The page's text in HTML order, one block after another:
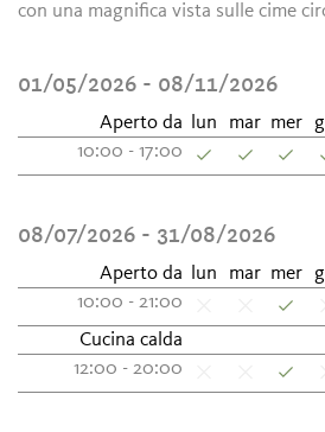
con una magnifica vista sulle cime
01/05/2026 - 08/11/2026
Aperto da lun mar mer
10:00 - 17:00
08/07/2026 - 31/08/2026
Aperto da lun mar mer
10:00 - 21:00
Cucina calda
12:00 - 20:00